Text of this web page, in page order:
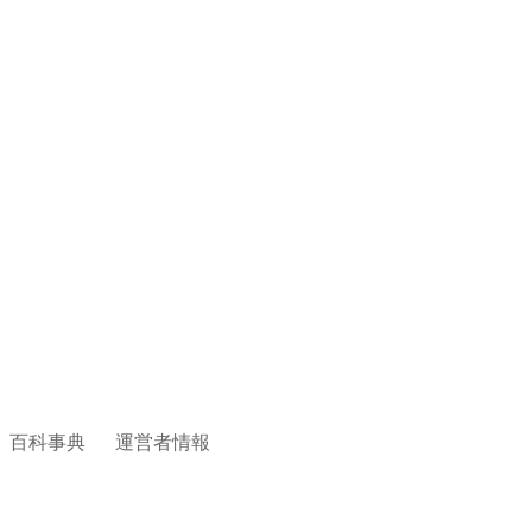
百科事典 運営者情報